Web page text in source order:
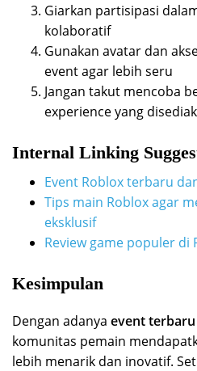
Giarkan partisipasi
kolaboratif
Gunakan avatar dan
event agar lebih seru
Jangan takut mencoba
experience yang
Internal Linking
Event Roblox terbaru
Tips main Roblox agar
eksklusif
Review game populer di
Kesimpulan
Dengan adanya event
komunitas pemain
lebih menarik dan inovatif.